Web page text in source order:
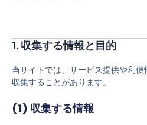
1. 収集する情報と目的
当サイトでは、サービス提供や利
収集することがあります。
(1) 収集する情報